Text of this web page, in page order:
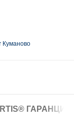
Куманово